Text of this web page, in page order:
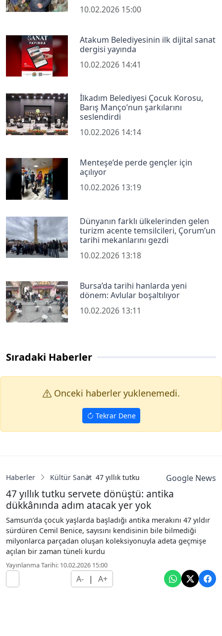
10.02.2026 15:00
Atakum Belediyesinin ilk dijital sanat
dergisi yayında
10.02.2026 14:41
İlkadım Belediyesi Çocuk Korosu,
Barış Manço’nun şarkılarını
seslendirdi
10.02.2026 14:14
Menteşe’de perde gençler için
açılıyor
10.02.2026 13:19
Dünyanın farklı ülkelerinden gelen
turizm acente temsilcileri, Çorum’un
tarihi mekanlarını gezdi
10.02.2026 13:18
Bursa’da tarihi hanlarda yeni
dönem: Avlular boşaltılıyor
10.02.2026 13:11
Sıradaki Haberler
Onceki haberler yuklenemedi.
Tekrar Dene
Haberler Kültür Sanat 47 yıllık tutku servete dönüştü:
Google News
47 yıllık tutku servete dönüştü: antika
dükkânında adım atacak yer yok
Samsun’da çocuk yaşlarda başladığı antika merakını 47 yıldır
sürdüren Cemil Benice, sayısını kendisinin bile bilmediği
milyonlarca parçadan oluşan koleksiyonuyla adeta geçmişe
açılan bir zaman tüneli kurdu
Yayınlanma Tarihi: 10.02.2026 15:00
A- | A+